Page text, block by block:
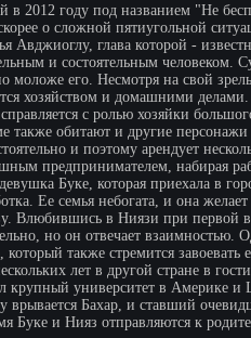
2012 году под названием "Не
о сложной пятиугольной
Авджиоглу, глава которой -
и состоятельным человеком.
моложе его. Несмотря на свой
хозяйством и домашними
с ролью хозяйки
также обитают и другие
и поэтому арендует
предпринимателем, набирая
Буке, которая приехала в
Ее семья небогата, и она
Влюбившись в Ниязи при первой
но он отвечает взаимностью.
также стремится завоевать
лет в другой стране в
университет в Америке и
врывается Бахар, и ставший
Буке и Нияз отправляются к